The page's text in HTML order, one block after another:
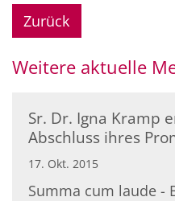
Zurück
Weitere aktuelle
Sr. Dr. Igna Kramp
Abschluss ihres
17. Okt. 2015
Summa cum laude -